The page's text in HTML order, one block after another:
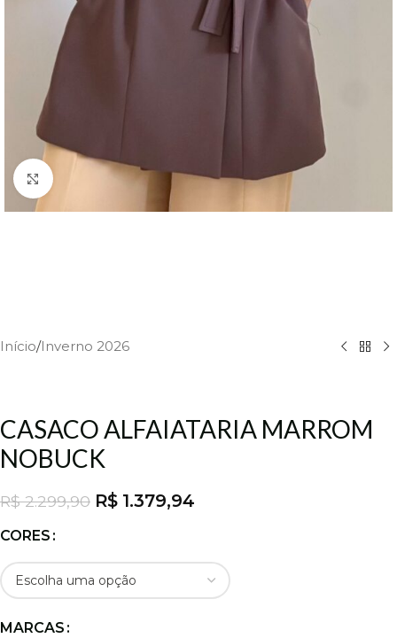
Click to enlarge
Início/Inverno 2026
CASACO ALFAIATARIA MARROM
NOBUCK
R$2.299,90 R$ 1.379,94
CORES
MARCAS